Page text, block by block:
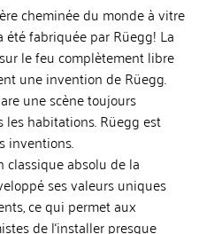
cheminée du monde à vitre
fabriquée par Rüegg! La
le feu complètement libre
une invention de Rüegg.
une scène toujours
habitations. Rüegg est
inventions.
classique absolu de la
ses valeurs uniques
ce qui permet aux
de l‘installer presque